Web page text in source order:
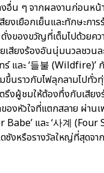
อื่น ๆ จากผลงานก่อนหน้
ยงเยือกเย็นและทักษะกา
งของขวัญที่เต็มไปด้วยค
เสียงร้องอันนุ่มนวลชวน
ร์ และ ‘들불 (Wildfire)’
นราวกับไฟลุกลามไปทั่ว
ตรึงผู้ชมให้ต้องทึ่งกับเสีย
องหัวใจที่แตกสลาย ผ่าน
Babe’ และ ‘사계 (Four
ซังหรือรางวัลใหญ่ที่สุดจา